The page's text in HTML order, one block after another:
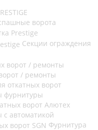
ворота
Prestige
Секции ограждения
/ ремонты
откатных ворот
фурнитуры
ворот Алютех
с автоматикой
Фурнитура